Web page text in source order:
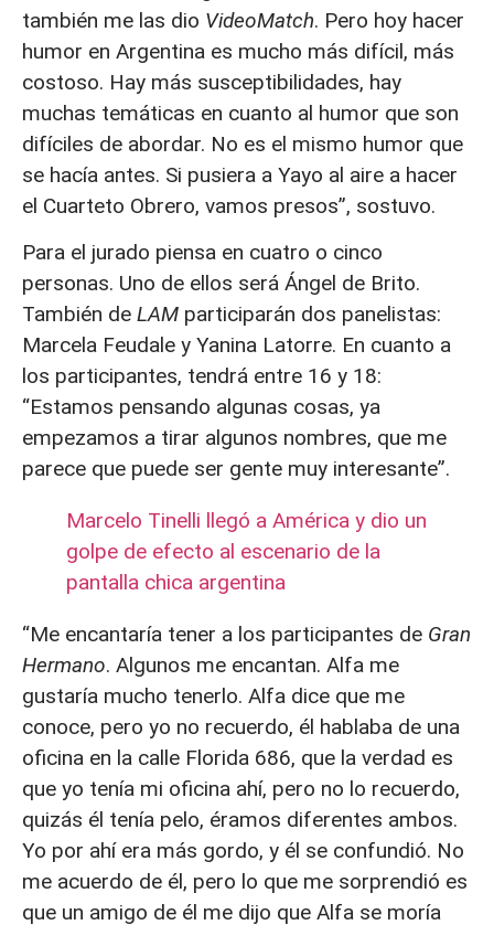
también me las dio VideoMatch. Pero hoy hacer
humor en Argentina es mucho más difícil, más
costoso. Hay más susceptibilidades, hay
muchas temáticas en cuanto al humor que son
difíciles de abordar. No es el mismo humor que
se hacía antes. Si pusiera a Yayo al aire a hacer
el Cuarteto Obrero, vamos presos”, sostuvo.
Para el jurado piensa en cuatro o cinco
personas. Uno de ellos será Ángel de Brito.
También de LAM participarán dos panelistas:
Marcela Feudale y Yanina Latorre. En cuanto a
los participantes, tendrá entre 16 y 18:
“Estamos pensando algunas cosas, ya
empezamos a tirar algunos nombres, que me
parece que puede ser gente muy interesante”.
Marcelo Tinelli llegó a América y dio un
golpe de efecto al escenario de la
pantalla chica argentina
“Me encantaría tener a los participantes de Gran
Hermano. Algunos me encantan. Alfa me
gustaría mucho tenerlo. Alfa dice que me
conoce, pero yo no recuerdo, él hablaba de una
oficina en la calle Florida 686, que la verdad es
que yo tenía mi oficina ahí, pero no lo recuerdo,
quizás él tenía pelo, éramos diferentes ambos.
Yo por ahí era más gordo, y él se confundió. No
me acuerdo de él, pero lo que me sorprendió es
que un amigo de él me dijo que Alfa se moría